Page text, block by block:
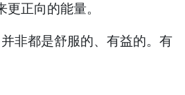
正向的能量。
非都是舒服的、有益的。有